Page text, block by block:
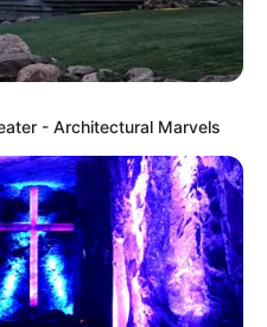
- Architectural Marvels